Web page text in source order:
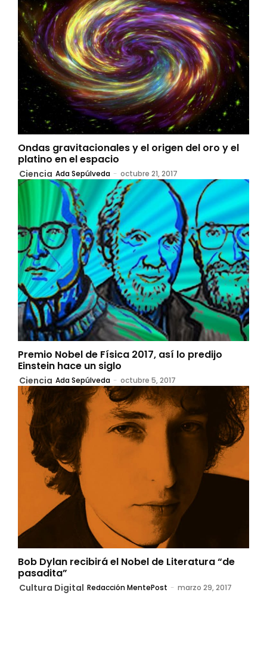
Ondas gravitacionales y el origen del oro y el
platino en el espacio
Ciencia Ada Sepúlveda - octubre 21, 2017
Premio Nobel de Física 2017, así lo predijo
Einstein hace un siglo
Ciencia Ada Sepúlveda - octubre 5, 2017
Bob Dylan recibirá el Nobel de Literatura “de
pasadita”
Cultura Digital Redacción MentePost - marzo 29, 2017